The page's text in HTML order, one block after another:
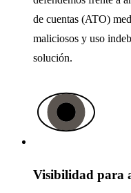
de cuentas (ATO)
maliciosos y uso
solución.
Visibilidad para